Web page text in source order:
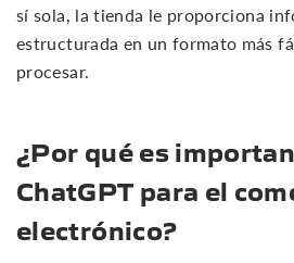
sí sola, la tienda le proporciona
estructurada en un formato más
procesar.
¿Por qué es
ChatGPT para el
electrónico?